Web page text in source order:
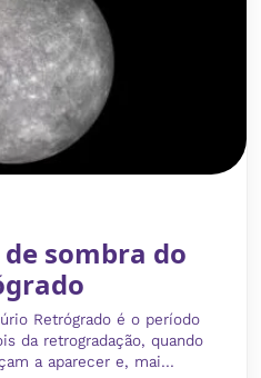
sombra do
Retrógrado é o período
da retrogradação, quando
a aparecer e, mai...